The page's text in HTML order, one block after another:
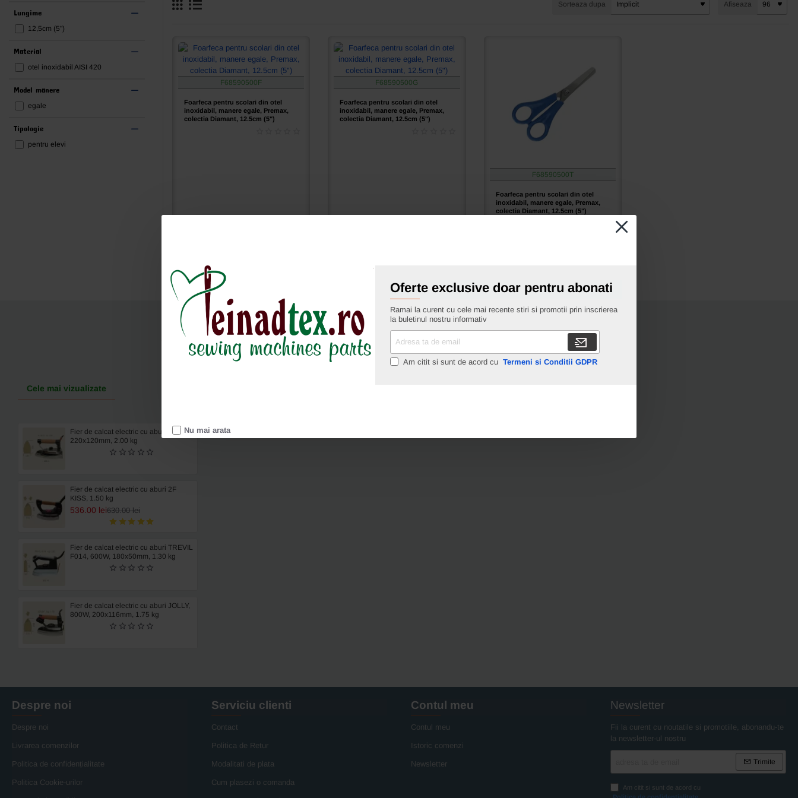
Oferte exclusive doar pentru abonati
Ramai la curent cu cele mai recente stiri si promotii prin inscrierea
la buletinul nostru informativ
ta
de
email
Am citit si sunt de acord cu Termeni si Conditii GDPR
Nu mai arata
Lungime
12,5cm (5")
Material
otel inoxidabil AISI 420
Model manere
egale
Tipologie
pentru elevi
Sorteaza dupa Afiseaza
F68590500F
Foarfeca pentru scolari din otel
inoxidabil, manere egale, Premax,
colectia Diamant, 12.5cm (5")
Cere oferta
F68590500G
Foarfeca pentru scolari din otel
inoxidabil, manere egale, Premax,
colectia Diamant, 12.5cm (5")
F68590500T
Foarfeca pentru scolari din otel
inoxidabil, manere egale, Premax,
colectia Diamant, 12.5cm (5")
Cele mai vizualizate
Fier de calcat electric cu aburi A13GS,
220x120mm, 2.00 kg
Fier de calcat electric cu aburi 2F
KISS, 1.50 kg
536.00 lei630.00 lei
Fier de calcat electric cu aburi TREVIL
F014, 600W, 180x50mm, 1.30 kg
Fier de calcat electric cu aburi JOLLY,
800W, 200x116mm, 1.75 kg
Despre noi
Despre noi
Livrarea comenzilor
Politica de confidențialitate
Politica Cookie-urilor
Serviciu clienti
Contact
Politica de Retur
Modalitati de plata
Cum plasezi o comanda
Contul meu
Contul meu
Istoric comenzi
Newsletter
Newsletter
Fii la curent cu noutatile si promotiile, abonandu-te
la newsletter-ul nostru
email
Trimite
Am citit si sunt de acord cu